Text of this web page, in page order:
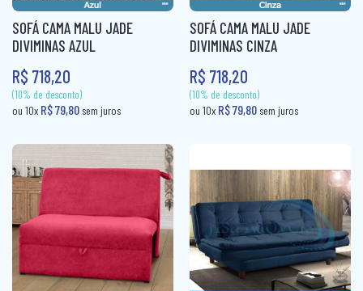
COLCHÃO VIUVA
CÔMODA
MESA DE CABECEIRA
PAINEL BOX
ROUPEIRO CASAL
ROUPEIRO CASAL PORTA COMUM
ROUPEIRO CASAL PORTA CORRER
ROUPEIRO INFANTIL
ROUPEIRO PORTA COMUM
(10% de desconto)
ou 10x R$ 219,00 sem juros R$ 219,00sem
SOFÁ CAMA MALU JADE
DIVIMINAS AZUL
R$ 718,20
SOFÁ CAMA MALU JADE
DIVIMINAS CINZA
R$ 718,20